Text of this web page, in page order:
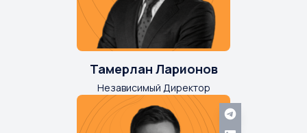
Тамерлан Ларионов
Независимый Директор